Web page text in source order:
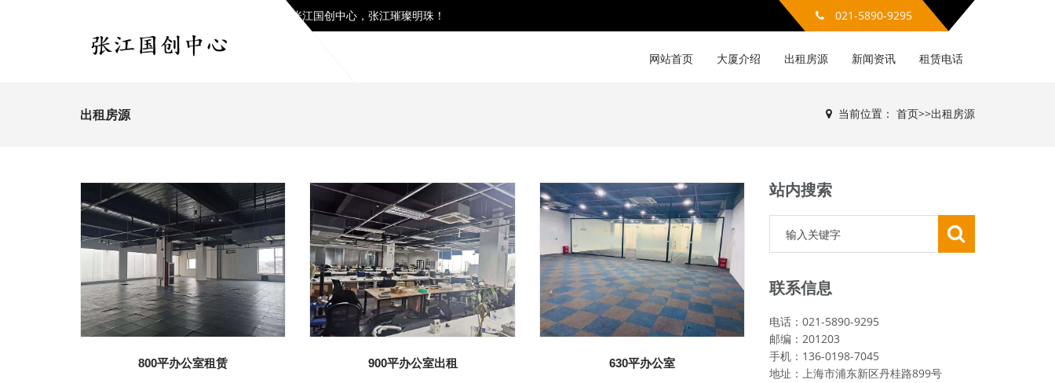
张江国创中心，张江璀璨明珠！ 021-5890-9295
网站首页 大厦介绍 出租房源 新闻资讯 租赁电话
出租房源 当前位置： 首页>>出租房源
800平办公室租赁 900平办公室出租 630平办公室
站内搜索
联系信息
电话：021-5890-9295
邮编：201203
手机：136-0198-7045
地址：上海市浦东新区丹桂路899号